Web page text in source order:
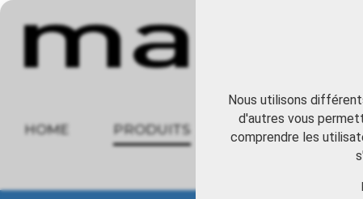
HOME PRODUITS À PROPOS
Nous utilisons
d'autres vous
comprendre les